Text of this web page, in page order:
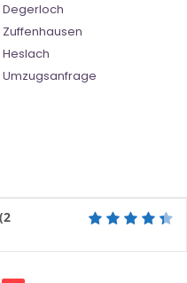
Degerloch
Zuffenhausen
Heslach
Umzugsanfrage
(2